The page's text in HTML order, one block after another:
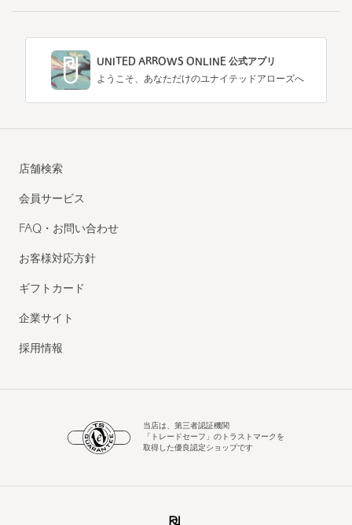
UNITED ARROWS ONLINE 公式アプリ
ようこそ、あなただけのユナイテッドアローズへ
店舗検索
会員サービス
FAQ・お問い合わせ
お客様対応方針
ギフトカード
企業サイト
採用情報
当店は、第三者認証機関
「トレードセーフ」のトラストマークを
取得した優良認定ショップです